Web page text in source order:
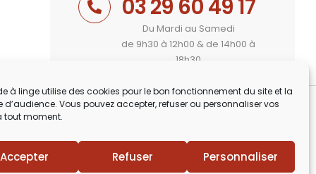
à linge utilise des cookies pour le bon fonctionnement du site et la
d’audience. Vous pouvez accepter, refuser ou personnaliser vos
tout moment.
Accepter Refuser Personnaliser
03 29 60 49 17
Du Mardi au Samedi
de 9h30 à 12h00 & de 14h00 à
18h30